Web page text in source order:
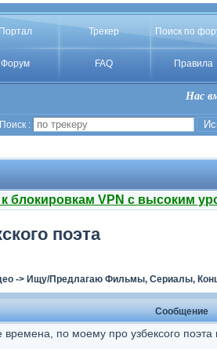
Портал Трекер Поиск по
Форум FAQ Правила
Нас
Поиск :
блокировкам VPN с высоким
поэта
-> Ищу/Предлагаю Фильмы, Сериалы,
Сообщение
по моему про узбексого